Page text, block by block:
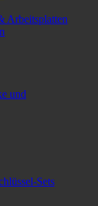
Arbeitsplatten
und
Sets